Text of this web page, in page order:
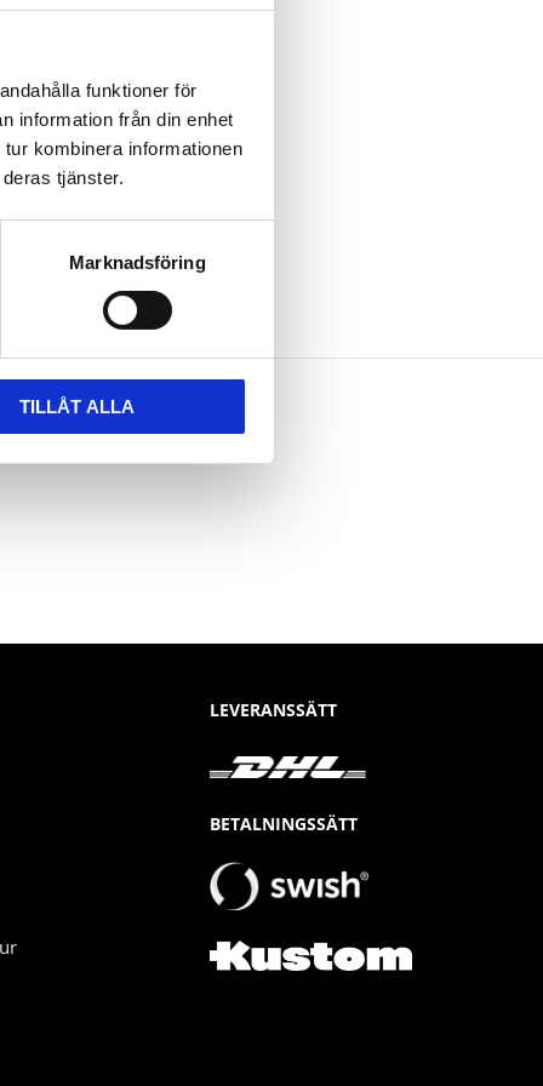
funktioner för
information från din enhet
kombinera informationen
tjänster.
Marknadsföring
TILLÅT ALLA
LEVERANSSÄTT
BETALNINGSSÄTT